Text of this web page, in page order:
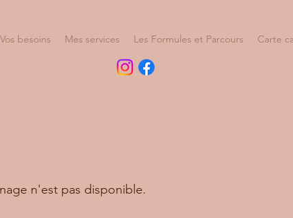
Vos besoins Mes services Les Formules et Parcours Carte
n'est pas disponible.